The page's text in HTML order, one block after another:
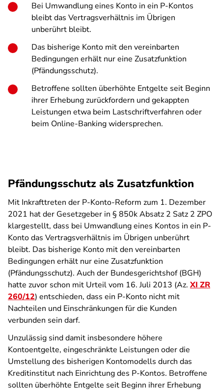
Bei Umwandlung eines Konto in ein P-Kontos
bleibt das Vertragsverhältnis im Übrigen
unberührt bleibt.
Das bisherige Konto mit den vereinbarten
Bedingungen erhält nur eine Zusatzfunktion
(Pfändungsschutz).
Betroffene sollten überhöhte Entgelte seit Beginn
ihrer Erhebung zurückfordern und gekappten
Leistungen etwa beim Lastschriftverfahren oder
beim Online-Banking widersprechen.
Pfändungsschutz als Zusatzfunktion
Mit Inkrafttreten der P-Konto-Reform zum 1. Dezember
2021 hat der Gesetzgeber in § 850k Absatz 2 Satz 2 ZPO
klargestellt, dass bei Umwandlung eines Kontos in ein P-
Konto das Vertragsverhältnis im Übrigen unberührt
bleibt. Das bisherige Konto mit den vereinbarten
Bedingungen erhält nur eine Zusatzfunktion
(Pfändungsschutz). Auch der Bundesgerichtshof (BGH)
hatte zuvor schon mit Urteil vom 16. Juli 2013 (Az. XI ZR
260/12) entschieden, dass ein P-Konto nicht mit
Nachteilen und Einschränkungen für die Kunden
verbunden sein darf.
Unzulässig sind damit insbesondere höhere
Kontoentgelte, eingeschränkte Leistungen oder die
Umstellung des bisherigen Kontomodells durch das
Kreditinstitut nach Einrichtung des P-Kontos. Betroffene
sollten überhöhte Entgelte seit Beginn ihrer Erhebung